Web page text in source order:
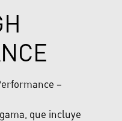
–
que incluye